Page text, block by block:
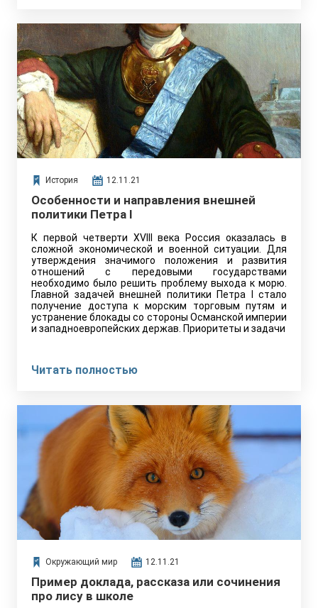
История 12.11.21
Особенности и направления внешней
политики Петра I
К первой четверти XVIII века Россия оказалась в
сложной экономической и военной ситуации. Для
утверждения значимого положения и развития
отношений с передовыми государствами
необходимо было решить проблему выхода к морю.
Главной задачей внешней политики Петра I стало
получение доступа к морским торговым путям и
устранение блокады со стороны Османской империи
и западноевропейских держав. Приоритеты и задачи
Читать полностью
Окружающий мир 12.11.21
Пример доклада, рассказа или сочинения
про лису в школе